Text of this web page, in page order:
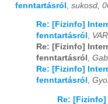
fenntartásról sukosd,
Re: [Fizinfo]
fenntartásról ,
Re: [Fizinfo]
fenntartásról ,
Re: [Fizinfo]
fenntartásról ,
Re: